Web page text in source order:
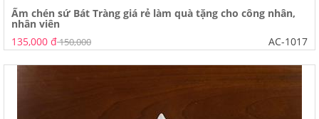
Ấm chén sứ Bát Tràng giá rẻ làm quà tặng cho công nhân,
nhân viên
135,000 đ150,000 AC-1017